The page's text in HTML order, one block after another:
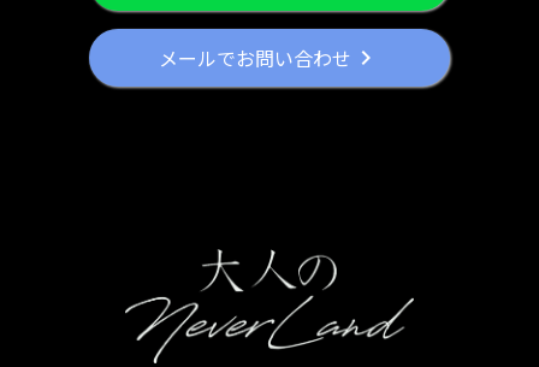
メールでお問い合わせ chevron_right